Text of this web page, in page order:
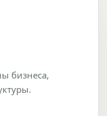
бизнеса,